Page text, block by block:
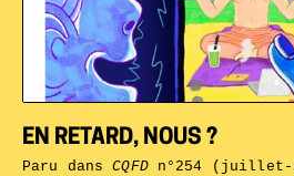
EN RETARD, NOUS ?
Paru dansCQFDn°254 (juillet-